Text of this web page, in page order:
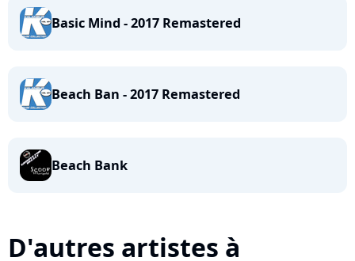
Basic Mind - 2017 Remastered
Beach Ban - 2017 Remastered
Beach Bank
D'autres artistes à